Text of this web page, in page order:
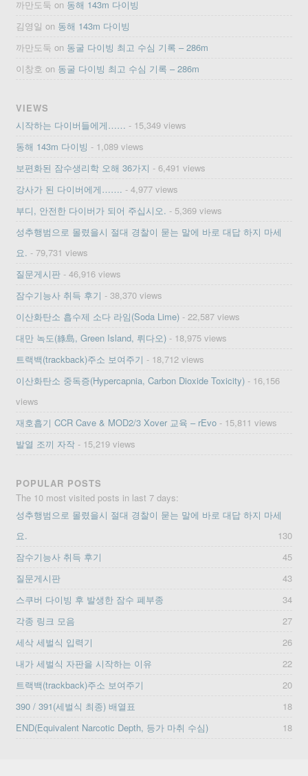
까만도둑 on 동해 143m 다이빙
김영일 on 동해 143m 다이빙
까만도둑 on 동굴 다이빙 최고 수심 기록 – 286m
이창호 on 동굴 다이빙 최고 수심 기록 – 286m
VIEWS
시작하는 다이버들에게…… - 15,349 views
동해 143m 다이빙 - 1,089 views
보편화된 잠수생리학 오해 36가지 - 6,491 views
강사가 된 다이버에게……. - 4,977 views
부디, 안전한 다이버가 되어 주십시오. - 5,369 views
성추행범으로 몰렸을시 절대 경찰이 묻는 말에 바로 대답 하지 마세
요. - 79,731 views
질문게시판 - 46,916 views
잠수기능사 취득 후기 - 38,370 views
이산화탄소 흡수제 소다 라임(Soda Lime) - 22,587 views
대만 녹도(綠島, Green Island, 뤼다오) - 18,975 views
트랙백(trackback)주소 보여주기 - 18,712 views
이산화탄소 중독증(Hypercapnia, Carbon Dioxide Toxicity) - 16,156
views
재호흡기 CCR Cave & MOD2/3 Xover 교육 – rEvo - 15,811 views
발열 조끼 자작 - 15,219 views
POPULAR POSTS
The 10 most visited posts in last 7 days:
성추행범으로 몰렸을시 절대 경찰이 묻는 말에 바로 대답 하지 마세
요.
130
잠수기능사 취득 후기
45
질문게시판
43
스쿠버 다이빙 후 발생한 잠수 폐부종
34
각종 링크 모음
27
세삭 세벌식 입력기
26
내가 세벌식 자판을 시작하는 이유
22
트랙백(trackback)주소 보여주기
20
390 / 391(세벌식 최종) 배열표
18
END(Equivalent Narcotic Depth, 등가 마취 수심)
18